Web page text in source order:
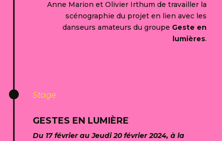
Anne Marion et Olivier Irthum de travailler la
scénographie du projet en lien avec les
danseurs amateurs du groupe Geste en
lumières.
Stage
GESTES EN LUMIÈRE
Du 17 février au Jeudi 20 février 2024, à la